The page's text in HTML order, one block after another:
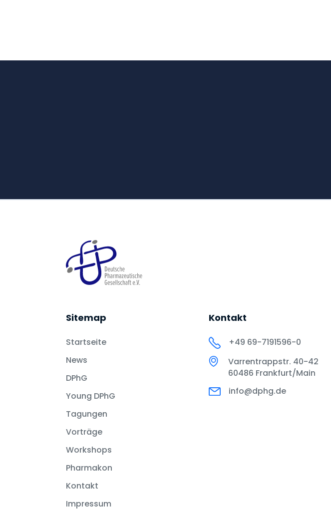
Sitemap
Startseite
News
DPhG
Young DPhG
Tagungen
Vorträge
Workshops
Pharmakon
Kontakt
Impressum
Kontakt
+49 69-7191596-0
Varrentrappstr. 40-42
60486 Frankfurt/Main
info@dphg.de